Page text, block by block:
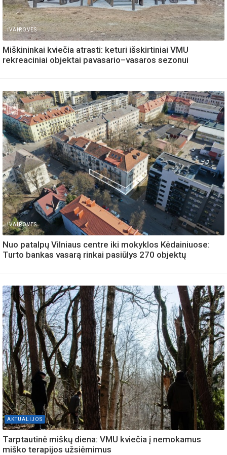
IVAIROVES
Miškininkai kviečia atrasti: keturi išskirtiniai VMU
rekreaciniai objektai pavasario–vasaros sezonui
IVAIROVES
Nuo patalpų Vilniaus centre iki mokyklos Kėdainiuose:
Turto bankas vasarą rinkai pasiūlys 270 objektų
AKTUALIJOS
Tarptautinė miškų diena: VMU kviečia į nemokamus
miško terapijos užsiėmimus